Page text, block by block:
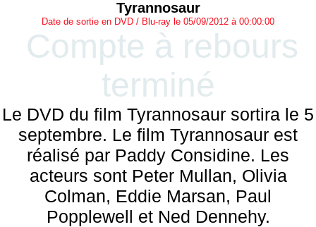
Tyrannosaur
Date de sortie en DVD / Blu-ray le 05/09/2012 à 00:00:00
Compte à rebours
terminé
Le DVD du film Tyrannosaur sortira le 5
septembre. Le film Tyrannosaur est
réalisé par Paddy Considine. Les
acteurs sont Peter Mullan, Olivia
Colman, Eddie Marsan, Paul
Popplewell et Ned Dennehy.